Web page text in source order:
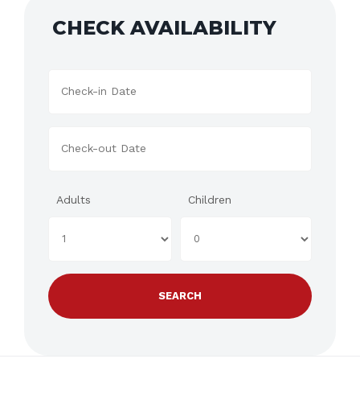
CHECK AVAILABILITY
Adults Children